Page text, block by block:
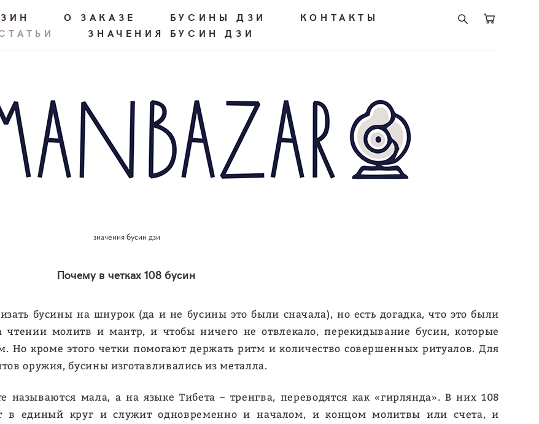
О ЗАКАЗЕ БУСИНЫ ДЗИ
КОНТАКТЫ
ЗНАЧЕНИЯ БУСИН ДЗИ
значения бусин дзи
Почему в четках 108 бусин
бусины на шнурок (да и не бусины это были сначала), но есть догадка, что это были
молитв и мантр, и чтобы ничего не отвлекало, перекидывание бусин, которые
Но кроме этого четки помогают держать ритм и количество совершенных ритуалов. Для
оружия, бусины изготавливались из металла.
называются мала, а на языке Тибета – тренгва, переводятся как «гирлянда». В них 108
в единый круг и служит одновременно и началом, и концом молитвы или счета, и